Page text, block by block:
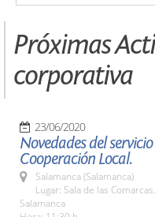
Próximas
corporativa
23/06/2020
Novedades del
Cooperación Local.
Salamanca (Salamanca)
Lugar: Sala de las
Salamanca